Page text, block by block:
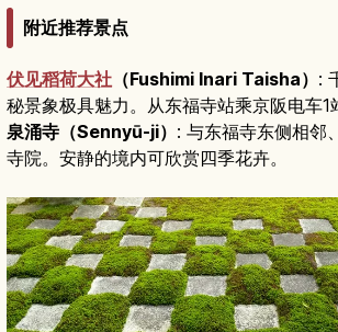
附近推荐景点
伏见稻荷大社 （Fushimi Inari Taisha） :
秘景象极具魅力。从东福寺站乘京阪电车1
泉涌寺（Sennyū-ji） : 与东福寺东侧相邻
寺院。安静的境内可欣赏四季花卉。